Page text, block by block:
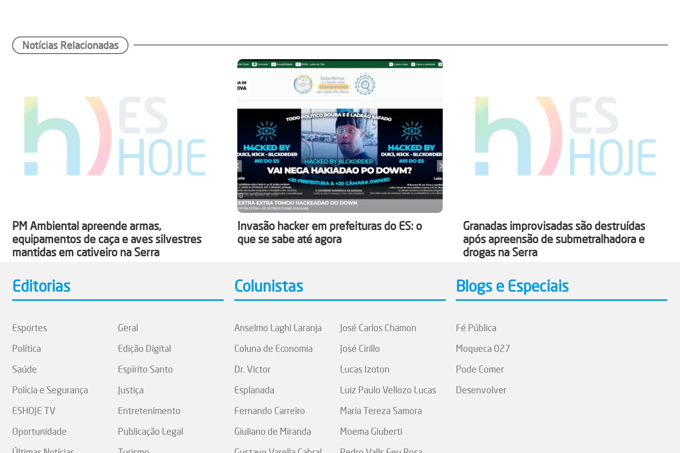
Notícias Relacionadas
PM Ambiental apreende armas,
equipamentos de caça e aves silvestres
mantidas em cativeiro na Serra
Invasão hacker em prefeituras do ES: o
que se sabe até agora
Granadas improvisadas são destruídas
após apreensão de submetralhadora e
drogas na Serra
Editorias
Esportes
Política
Saúde
Polícia e Segurança
ESHOJE TV
Oportunidade
Geral
Edição Digital
Espírito Santo
Justiça
Entretenimento
Publicação Legal
Colunistas
Anselmo Laghi Laranja
Coluna de Economia
Dr. Victor
Esplanada
Fernando Carreiro
Giuliano de Miranda
José Carlos Chamon
José Cirillo
Lucas Izoton
Luiz Paulo Vellozo Lucas
Maria Tereza Samora
Moema Giuberti
Blogs e Especiais
Fé Pública
Moqueca 027
Pode Comer
Desenvolver